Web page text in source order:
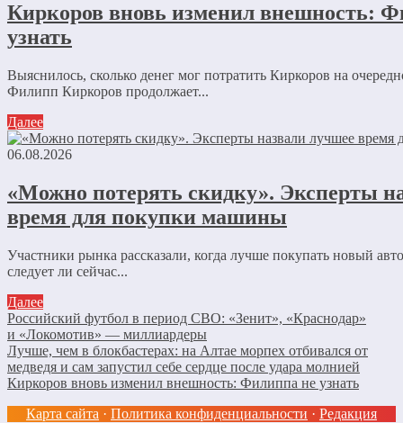
Киркоров вновь изменил внешность:
узнать
Выяснилось, сколько денег мог потратить Киркоров на
Филипп Киркоров продолжает...
Далее
06.08.2026
«Можно потерять скидку». Эксперты
время для покупки машины
Участники рынка рассказали, когда лучше покупать новый
следует ли сейчас...
Далее
Российский футбол в период СВО: «Зенит», «Краснодар»
и «Локомотив» — миллиардеры
Лучше, чем в блокбастерах: на Алтае морпех отбивался от
медведя и сам запустил себе сердце после удара молнией
Киркоров вновь изменил внешность: Филиппа не узнать
Карта сайта · Политика конфиденциальности · Редакция